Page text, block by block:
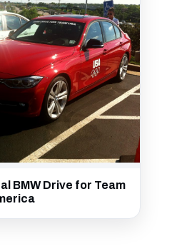
BMW Drive for Team